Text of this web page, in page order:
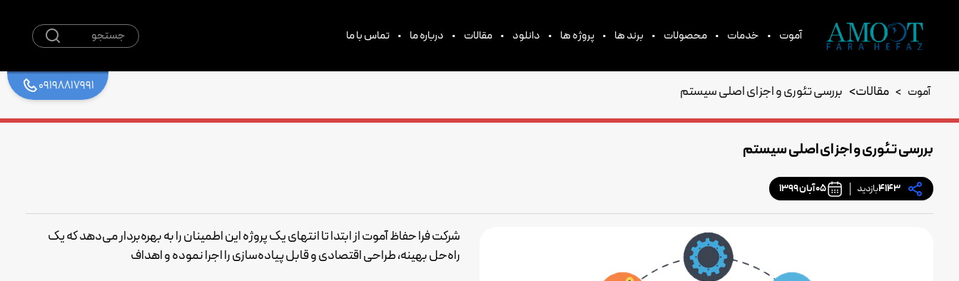
09198817991
آموت • خدمات • محصولات • برند ها • پروژه ها • دانلود • مقالات • درباره ما • تماس با ما جستجو
آموت > مقالات> بررسی تئوری و اجزای اصلی سیستم
بررسی تئوری و اجزای اصلی سیستم
4143بازدید 05 آبان 1399
شرکت فرا حفاظ آموت از ابتدا تا انتهای یک پروژه این اطمینان را به بهره‌بردار می‌دهد که یک
راه‌حل بهینه، طراحی اقتصادی و قابل پیاده‌سازی را اجرا نموده و اهداف